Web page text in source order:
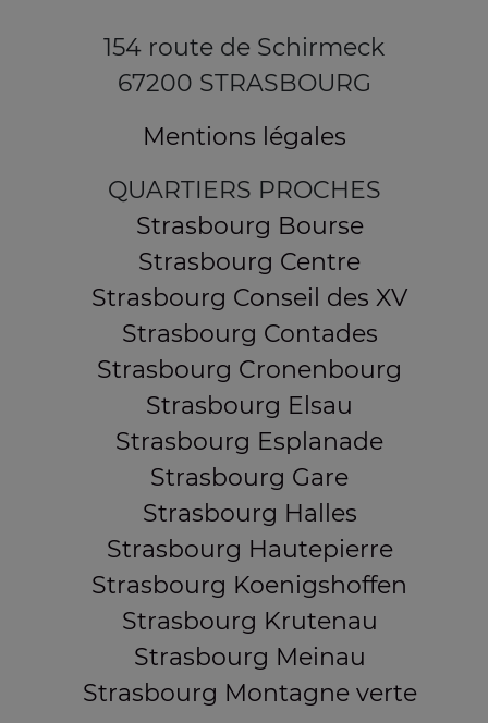
154 route de Schirmeck
67200 STRASBOURG
Mentions légales
QUARTIERS PROCHES
Strasbourg Bourse
Strasbourg Centre
Strasbourg Conseil des XV
Strasbourg Contades
Strasbourg Cronenbourg
Strasbourg Elsau
Strasbourg Esplanade
Strasbourg Gare
Strasbourg Halles
Strasbourg Hautepierre
Strasbourg Koenigshoffen
Strasbourg Krutenau
Strasbourg Meinau
Strasbourg Montagne verte